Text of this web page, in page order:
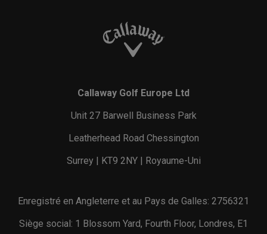
Callaway Golf Europe Ltd
Unit 27 Barwell Business Park
Leatherhead Road Chessington
Surrey | KT9 2NY | Royaume-Uni
Enregistré en Angleterre et au Pays de Galles: 2756321
Siège social: 1 Blossom Yard, Fourth Floor, Londres, E1